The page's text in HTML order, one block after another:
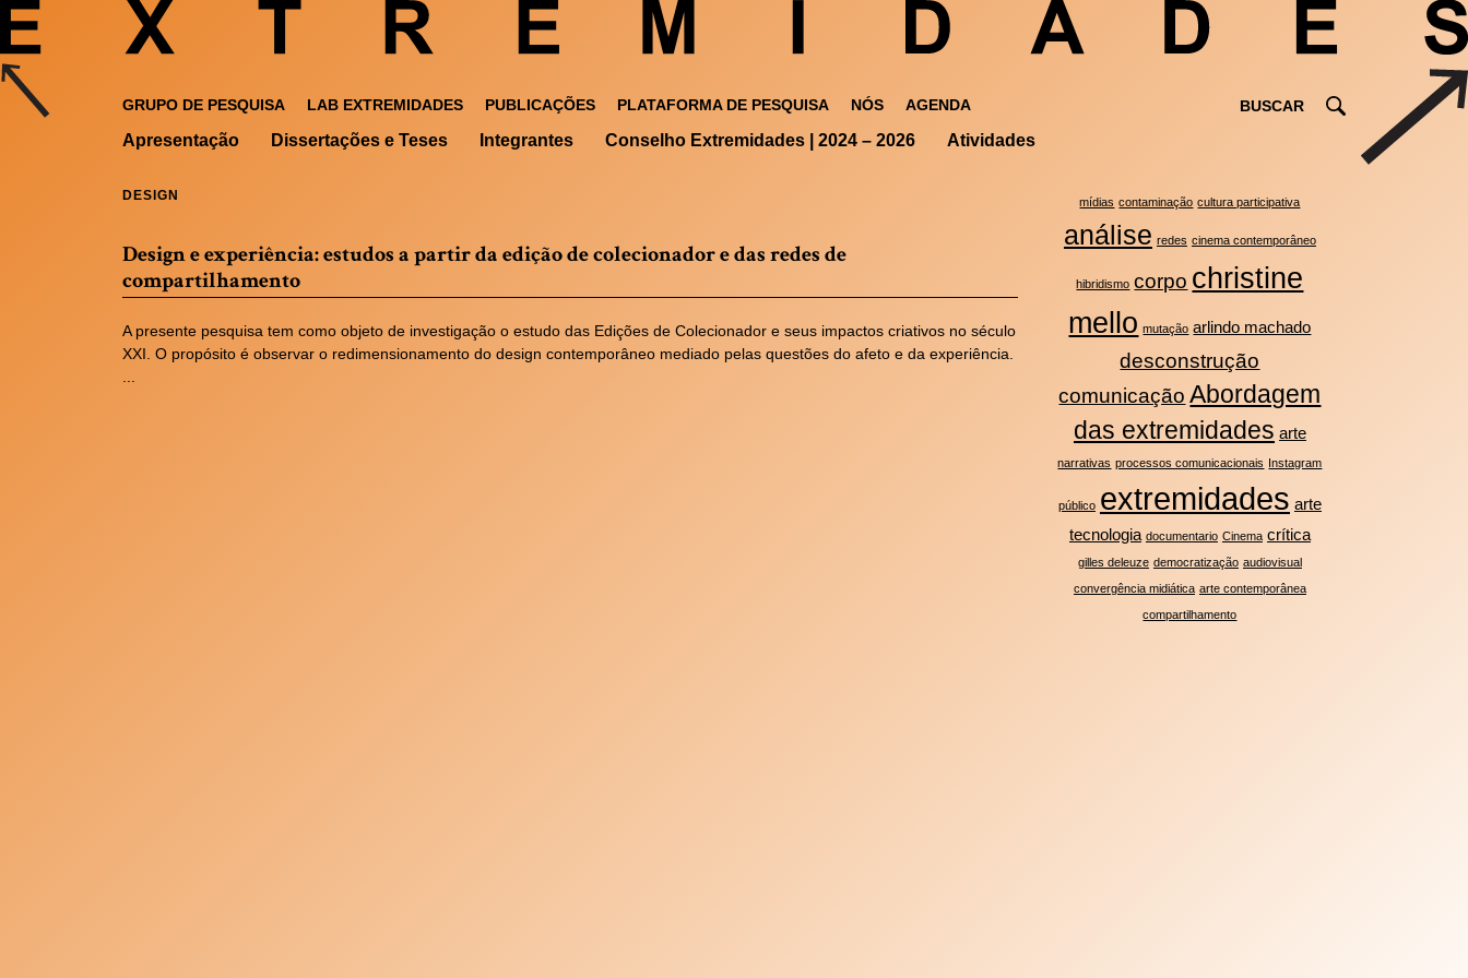
GRUPO DE PESQUISA LAB EXTREMIDADES PUBLICAÇÕES PLATAFORMA DE PESQUISA NÓS AGENDA
Apresentação Dissertações e Teses Integrantes Conselho Extremidades | 2024 – 2026 Atividades
DESIGN
Design e experiência: estudos a partir da edição de colecionador e das redes de
compartilhamento
A presente pesquisa tem como objeto de investigação o estudo das Edições de Colecionador e seus impactos criativos no século
XXI. O propósito é observar o redimensionamento do design contemporâneo mediado pelas questões do afeto e da experiência.
mídias contaminação cultura participativa
análise redes cinema contemporâneo
hibridismo corpo christine
mello mutação arlindo machado
desconstrução
comunicação Abordagem
das extremidades arte
narrativas processos comunicacionais Instagram
público extremidades arte
tecnologia documentario Cinema crítica
gilles deleuze democratização audiovisual
convergência midiática arte contemporânea
compartilhamento